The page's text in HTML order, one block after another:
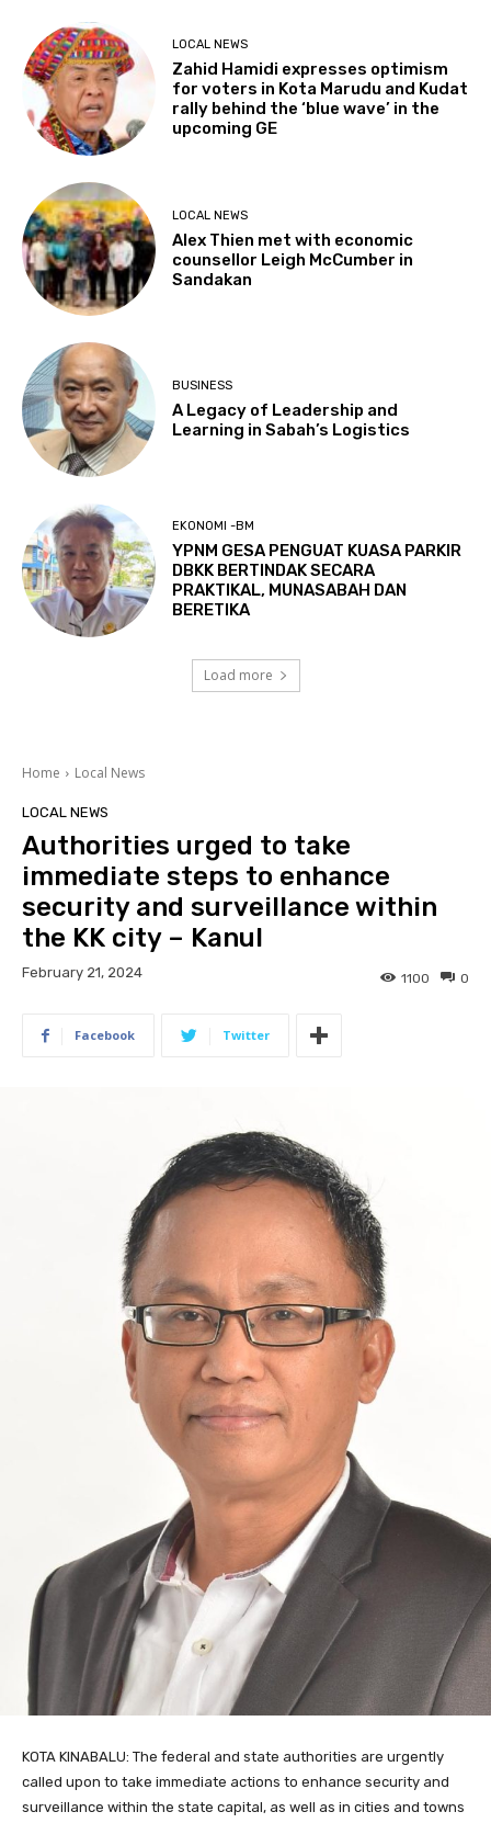
LOCAL NEWS
Zahid Hamidi expresses optimism
for voters in Kota Marudu and Kudat
rally behind the ‘blue wave’ in the
upcoming GE
LOCAL NEWS
Alex Thien met with economic
counsellor Leigh McCumber in
Sandakan
BUSINESS
A Legacy of Leadership and
Learning in Sabah’s Logistics
EKONOMI -BM
YPNM GESA PENGUAT KUASA PARKIR
DBKK BERTINDAK SECARA
PRAKTIKAL, MUNASABAH DAN
BERETIKA
Load more